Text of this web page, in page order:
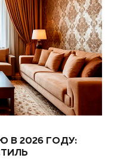
В 2026 ГОДУ: